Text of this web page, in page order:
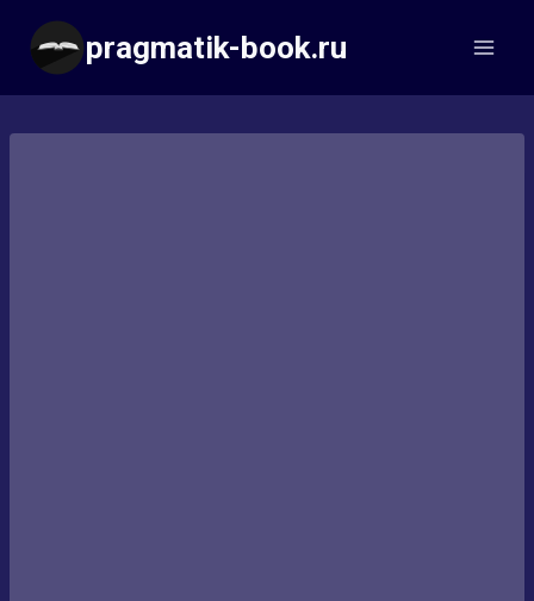
Перейти
содержимому
pragmatik-book.ru